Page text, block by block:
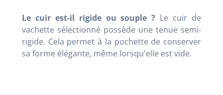
Le cuir est-il rigide ou souple ? Le cuir de
vachette sélectionné possède une tenue semi-
rigide. Cela permet à la pochette de conserver
sa forme élégante, même lorsqu'elle est vide.